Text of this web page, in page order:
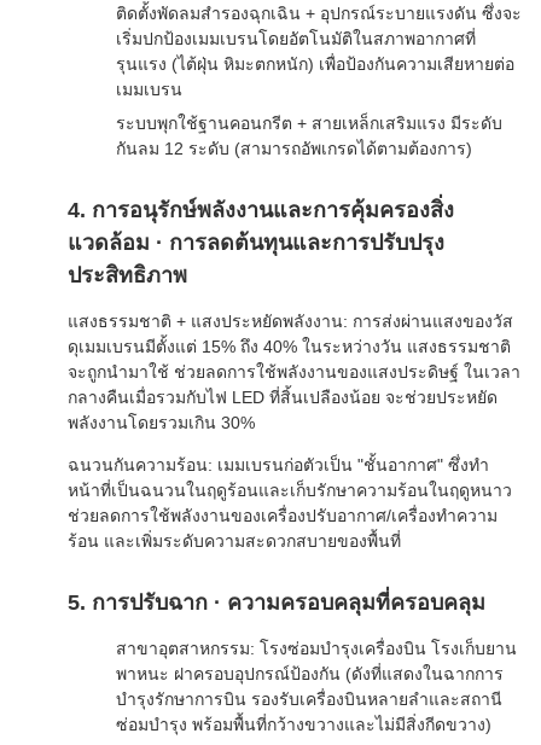
ติดตั้งพัดลมสำรองฉุกเฉิน + อุปกรณ์ระบายแรงดัน ซึ่งจะ
เริ่มปกป้องเมมเบรนโดยอัตโนมัติในสภาพอากาศที่
รุนแรง (ไต้ฝุ่น หิมะตกหนัก) เพื่อป้องกันความเสียหายต่อ
เมมเบรน
ระบบพุกใช้ฐานคอนกรีต + สายเหล็กเสริมแรง มีระดับ
กันลม 12 ระดับ (สามารถอัพเกรดได้ตามต้องการ)
4. การอนุรักษ์พลังงานและการคุ้มครองสิ่ง
แวดล้อม · การลดต้นทุนและการปรับปรุง
ประสิทธิภาพ
แสงธรรมชาติ + แสงประหยัดพลังงาน: การส่งผ่านแสงของวัส
ดุเมมเบรนมีตั้งแต่ 15% ถึง 40% ในระหว่างวัน แสงธรรมชาติ
จะถูกนำมาใช้ ช่วยลดการใช้พลังงานของแสงประดิษฐ์ ในเวลา
กลางคืนเมื่อรวมกับไฟ LED ที่สิ้นเปลืองน้อย จะช่วยประหยัด
พลังงานโดยรวมเกิน 30%
ฉนวนกันความร้อน: เมมเบรนก่อตัวเป็น "ชั้นอากาศ" ซึ่งทำ
หน้าที่เป็นฉนวนในฤดูร้อนและเก็บรักษาความร้อนในฤดูหนาว
ช่วยลดการใช้พลังงานของเครื่องปรับอากาศ/เครื่องทำความ
ร้อน และเพิ่มระดับความสะดวกสบายของพื้นที่
5. การปรับฉาก · ความครอบคลุมที่ครอบคลุม
สาขาอุตสาหกรรม: โรงซ่อมบำรุงเครื่องบิน โรงเก็บยาน
พาหนะ ฝาครอบอุปกรณ์ป้องกัน (ดังที่แสดงในฉากการ
บำรุงรักษาการบิน รองรับเครื่องบินหลายลำและสถานี
ซ่อมบำรุง พร้อมพื้นที่กว้างขวางและไม่มีสิ่งกีดขวาง)